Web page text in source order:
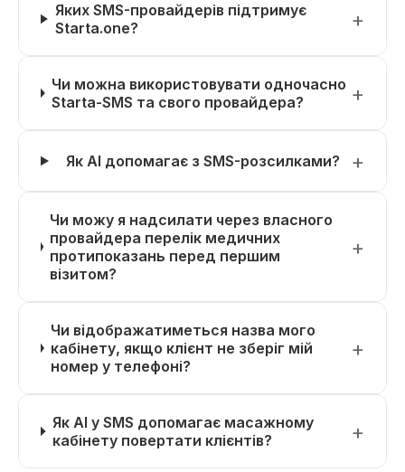
Яких SMS-провайдерів підтримує
Starta.one?
Чи можна використовувати одночасно
Starta-SMS та свого провайдера?
Як AI допомагає з SMS-розсилками?
Чи можу я надсилати через власного
провайдера перелік медичних
протипоказань перед першим
візитом?
Чи відображатиметься назва мого
кабінету, якщо клієнт не зберіг мій
номер у телефоні?
Як AI у SMS допомагає масажному
кабінету повертати клієнтів?